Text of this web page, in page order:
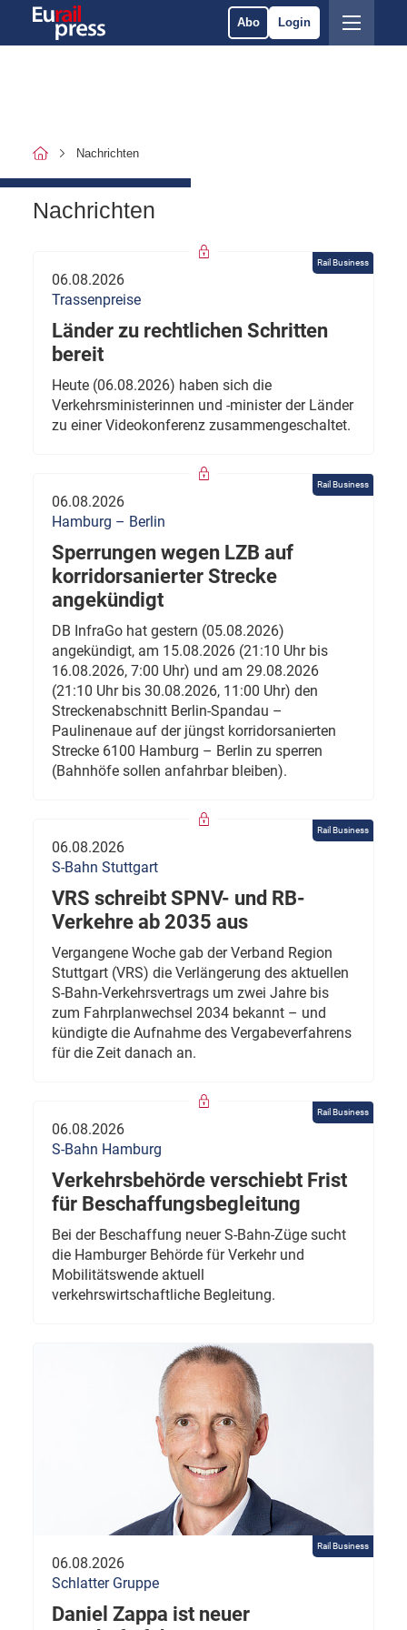
Abo Login
Nachrichten
Nachrichten
Rail Business
06.08.2026
Trassenpreise
Länder zu rechtlichen Schritten
bereit
Heute (06.08.2026) haben sich die
Verkehrsministerinnen und -minister der Länder
zu einer Videokonferenz zusammengeschaltet.
Rail Business
06.08.2026
Hamburg – Berlin
Sperrungen wegen LZB auf
korridorsanierter Strecke
angekündigt
DB InfraGo hat gestern (05.08.2026)
angekündigt, am 15.08.2026 (21:10 Uhr bis
16.08.2026, 7:00 Uhr) und am 29.08.2026
(21:10 Uhr bis 30.08.2026, 11:00 Uhr) den
Streckenabschnitt Berlin-Spandau –
Paulinenaue auf der jüngst korridorsanierten
Strecke 6100 Hamburg – Berlin zu sperren
(Bahnhöfe sollen anfahrbar bleiben).
Rail Business
06.08.2026
S-Bahn Stuttgart
VRS schreibt SPNV- und RB-
Verkehre ab 2035 aus
Vergangene Woche gab der Verband Region
Stuttgart (VRS) die Verlängerung des aktuellen
S-Bahn-Verkehrsvertrags um zwei Jahre bis
zum Fahrplanwechsel 2034 bekannt – und
kündigte die Aufnahme des Vergabeverfahrens
für die Zeit danach an.
Rail Business
06.08.2026
S-Bahn Hamburg
Verkehrsbehörde verschiebt Frist
für Beschaffungsbegleitung
Bei der Beschaffung neuer S-Bahn-Züge sucht
die Hamburger Behörde für Verkehr und
Mobilitätswende aktuell
verkehrswirtschaftliche Begleitung.
Rail Business
06.08.2026
Schlatter Gruppe
Daniel Zappa ist neuer